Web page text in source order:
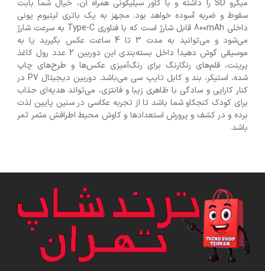
میکرو SD را داشته و با کاور سیلیکونی همراه آن، خیال شما بابت
سقوط و ضربه آسوده خواهد بود. مجهز به یک باتری لیتیوم یونی
داخلی 800mAh قابل شارژ است که با فناوری Type-C به سرعت شارژ
می‌شود و می‌توانید به مدت 3 تا 4 ساعت عکس بگیرید یا به
موسیقی گوش دهید! داخل بسته‌بندی این دوربین 2 عدد رول کاغذ
پرینت، قلم‌های رنگارنگ برای رنگ‌آمیزی عکس‌ها و طرح‌های چاپ
شده، استیکر، بند و کابل تایپ سی می‌باشد. دوربین دیجیتال P7 در
کنار کارایی و سادگی با ظاهری زیبا و فانتزی، می‌تواند هدیه‌ای جذاب
برای کودک کنجکاو شما باشد تا از تجربه عکاسی در سنین پایین لذت
برده و در کشف و پرورش استعدادها و کاوش محیط اطرافش مثمر ثمر
باشد.